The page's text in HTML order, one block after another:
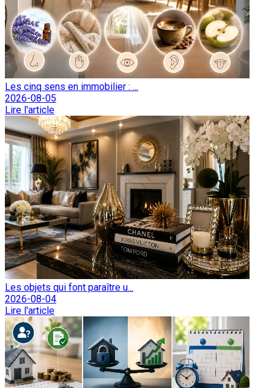
Les cinq sens en immobilier : ...
2026-08-05
Lire l'article
Les objets qui font paraître u...
2026-08-04
Lire l'article